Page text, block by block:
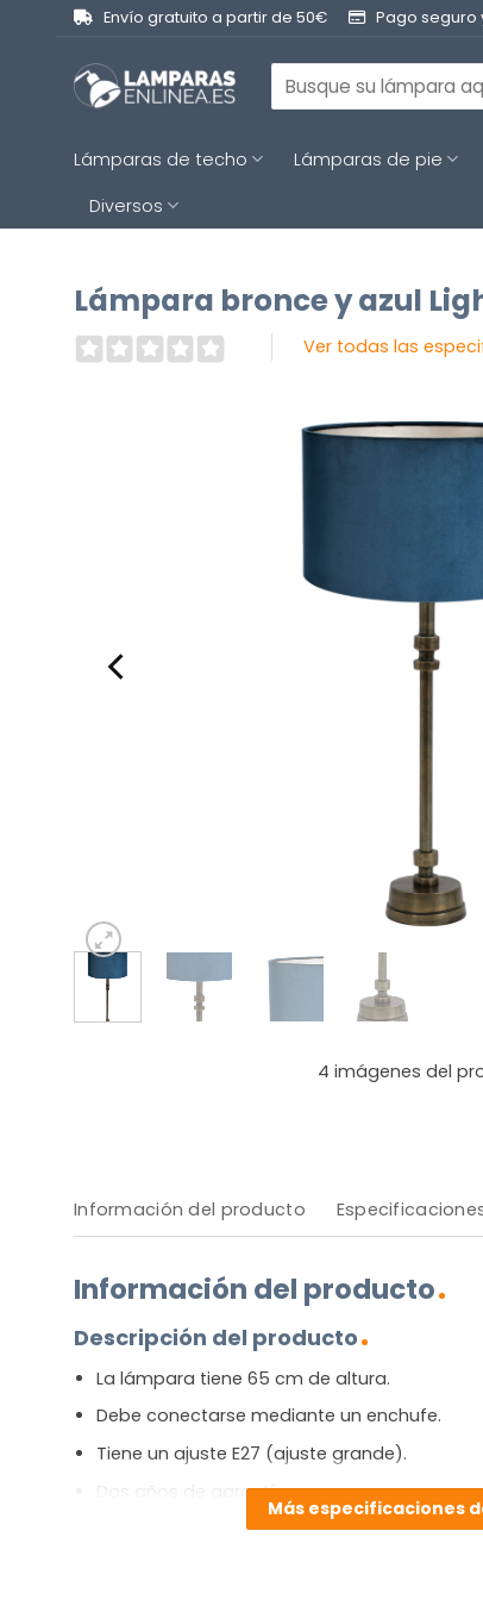
contenido
Envío gratuito a partir de 50€ Pago seguro
Buscar
por:
Lámparas de techo Lámparas de pie
Diversos
Lámpara bronce y azul
Ver todas las
4 imágenes del
Información del producto
Información del producto
Descripción del producto
La lámpara tiene 65 cm de altura.
Debe conectarse mediante un enchufe.
Tiene un ajuste E27 (ajuste grande).
Dos años de garantía.
Más especificaciones